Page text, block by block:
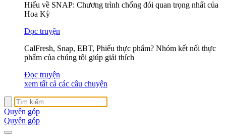
Hiểu về SNAP: Chương trình chống đói quan trọng nhất của
Hoa Kỳ
Đọc truyện
CalFresh, Snap, EBT, Phiếu thực phẩm? Nhóm kết nối thực
phẩm của chúng tôi giúp giải thích
Đọc truyện
xem tất cả các câu chuyện
Quyên góp
Quyên góp